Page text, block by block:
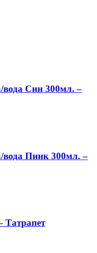
вода Син 300мл. –
вода Пинк 300мл. –
Татрапет